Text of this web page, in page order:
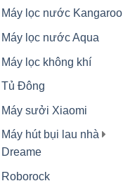
Máy lọc nước Kangaroo
Máy lọc nước Aqua
Máy lọc không khí
Tủ Đông
Máy sưởi Xiaomi
Máy hút bụi lau nhà
Dreame
Roborock